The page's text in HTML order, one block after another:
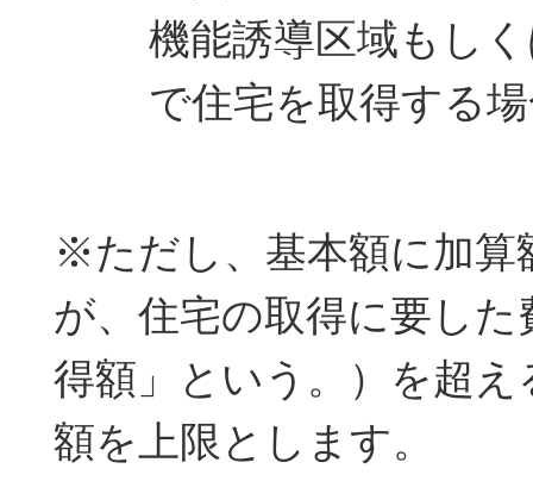
機能誘導区域もし
で住宅を取得する
※ただし、基本額に加算
が、住宅の取得に要した
得額」という。）を超
額を上限とします。